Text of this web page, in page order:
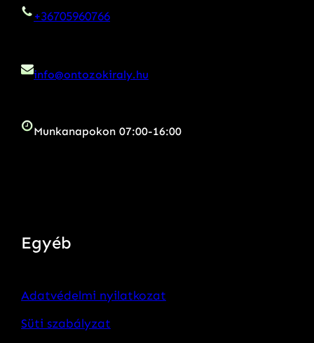
+36705960766
info@ontozokiraly.hu
Munkanapokon 07:00-16:00
Egyéb
Adatvédelmi nyilatkozat
Süti szabályzat